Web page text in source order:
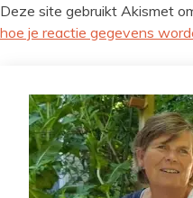
Deze site gebruikt Akismet
hoe je reactie gegevens